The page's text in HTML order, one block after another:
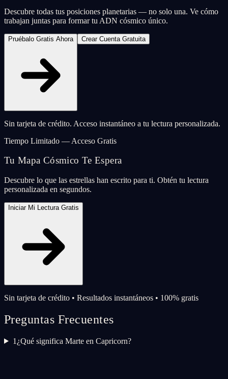
Descubre todas tus posiciones planetarias — no solo una. Ve cómo
trabajan juntas para formar tu ADN cósmico único.
Pruébalo Gratis Ahora Crear Cuenta Gratuita
Sin tarjeta de crédito. Acceso instantáneo a tu lectura personalizada.
Tiempo Limitado — Acceso Gratis
Tu Mapa Cósmico Te Espera
Descubre lo que las estrellas han escrito para ti. Obtén tu lectura
personalizada en segundos.
Iniciar Mi Lectura Gratis
Sin tarjeta de crédito • Resultados instantáneos • 100% gratis
Preguntas Frecuentes
1 ¿Qué significa Marte en Capricorn?